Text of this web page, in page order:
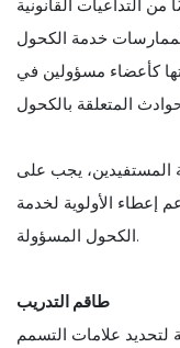
التداعيات القانونية
لممارسات خدمة الكحول
كأعضاء مسؤولين في
المستفيدين، يجب على
إعطاء الأولوية لخدمة
الكحول المسؤولة.
طاقم التدريب
لتحديد علامات التسمم